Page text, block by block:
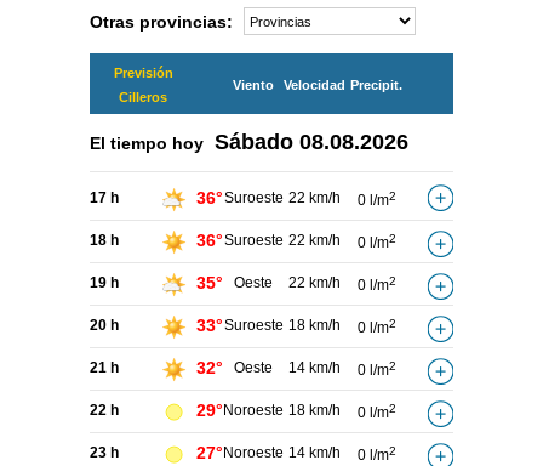
Otras provincias:
Previsión
Cilleros
Viento Velocidad Precipit.
El tiempo hoy Sábado 08.08.2026
17 h 36°Suroeste 22 km/h 0 l/m2
18 h 36°Suroeste 22 km/h 0 l/m2
19 h 35° Oeste 22 km/h 0 l/m2
20 h 33°Suroeste 18 km/h 0 l/m2
21 h 32° Oeste 14 km/h 0 l/m2
22 h 29° Noroeste 18 km/h 0 l/m2
23 h 27° Noroeste 14 km/h 0 l/m2